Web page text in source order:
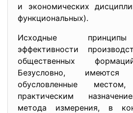
и экономических
функциональных).
Исходные
эффективности
общественных
Безусловно,
обусловленные
практическим
метода измерения, в